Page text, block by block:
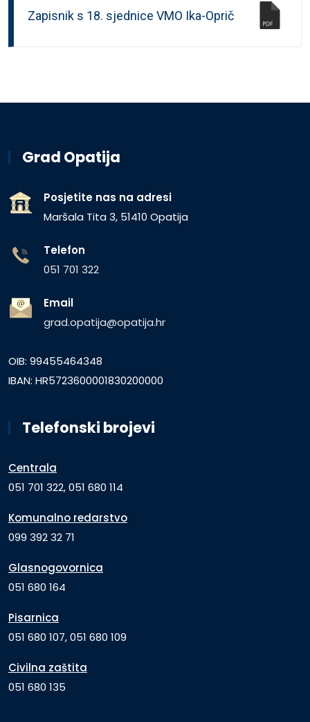
Zapisnik s 18. sjednice VMO Ika-Oprič
Grad Opatija
Posjetite nas na adresi
Maršala Tita 3, 51410 Opatija
Telefon
051 701 322
Email
grad.opatija@opatija.hr
OIB: 99455464348
IBAN: HR5723600001830200000
Telefonski brojevi
Centrala
051 701 322, 051 680 114
Komunalno redarstvo
099 392 32 71
Glasnogovornica
051 680 164
Pisarnica
051 680 107, 051 680 109
Civilna zaštita
051 680 135